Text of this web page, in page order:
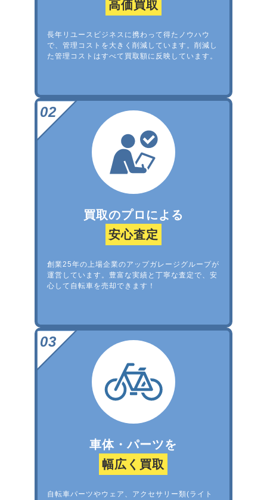
高価買取
長年リユースビジネスに携わって得たノウハウ
で、管理コストを大きく削減しています。削減し
た管理コストはすべて買取額に反映しています。
買取のプロによる
安心査定
創業25年の上場企業のアップガレージグループが
運営しています。豊富な実績と丁寧な査定で、安
心して自転車を売却できます！
車体・パーツを
幅広く買取
自転車パーツやウェア、アクセサリー類(ライト